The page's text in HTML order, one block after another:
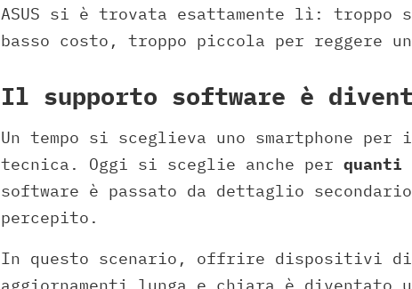
ASUS si è trovata esattamente lì:
basso costo, troppo piccola per reggere
Il supporto software è
Un tempo si sceglieva uno smartphone
tecnica. Oggi si sceglie anche per quanti
software è passato da dettaglio
percepito.
In questo scenario, offrire dispositivi di
aggiornamenti lunga e chiara è diventato